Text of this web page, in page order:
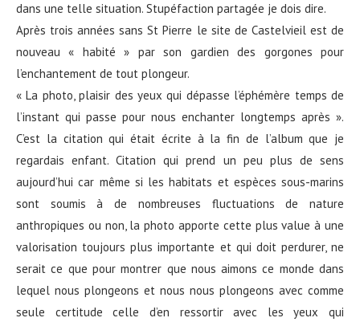
dans une telle situation. Stupéfaction partagée je dois dire.
Après trois années sans St Pierre le site de Castelvieil est de
nouveau « habité » par son gardien des gorgones pour
l’enchantement de tout plongeur.
« La photo, plaisir des yeux qui dépasse l’éphémère temps de
l’instant qui passe pour nous enchanter longtemps après ».
C’est la citation qui était écrite à la fin de l’album que je
regardais enfant. Citation qui prend un peu plus de sens
aujourd’hui car même si les habitats et espèces sous-marins
sont soumis à de nombreuses fluctuations de nature
anthropiques ou non, la photo apporte cette plus value à une
valorisation toujours plus importante et qui doit perdurer, ne
serait ce que pour montrer que nous aimons ce monde dans
lequel nous plongeons et nous nous plongeons avec comme
seule certitude celle d’en ressortir avec les yeux qui